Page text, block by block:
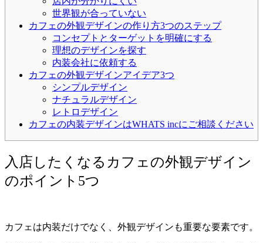
世界観が合っていない
カフェの外観デザインの作り方3つのステップ
コンセプトとターゲットを明確にする
理想のデザインを探す
内装会社に依頼する
カフェの外観デザインアイデア3つ
シンプルデザイン
ナチュラルデザイン
レトロデザイン
カフェの内装デザインはWHATS incにご相談ください
入店したくなるカフェの外観デザイン
のポイント5つ
カフェは内装だけでなく、外観デザインも重要な要素です。